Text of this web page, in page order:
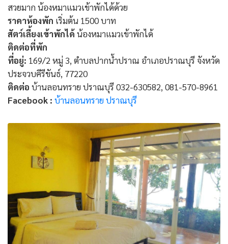
สวยมาก น้องหมาแมวเข้าพักได้ด้วย
ราคาห้องพัก เริ่มต้น 1500 บาท
สัตว์เลี้ยงเข้าพักได้น้องหมาแมวเข้าพักได้
ติดต่อที่พัก
ที่อยู่: 169/2 หมู่ 3, ตำบลปากน้ำปราณ อำเภอปราณบุรี จังหวัด
ประจวบคีรีขันธ์, 77220
ติดต่อ บ้านลอนทราย ปราณบุรี 032-630582, 081-570-8961
Facebook : บ้านลอนทราย ปราณบุรี